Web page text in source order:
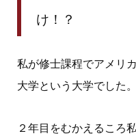
け！？
私が修士課程でアメリ
大学という大学でした。
２年目をむかえるころ